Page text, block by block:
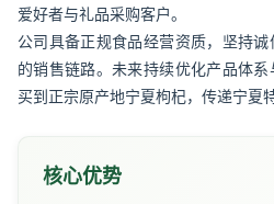
爱好者与礼品采购客户。
公司具备正规食品经营资质，坚持
的销售链路。未来持续优化产品体
买到正宗原产地宁夏枸杞，传递宁夏
核心优势